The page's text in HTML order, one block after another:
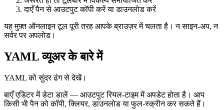
दाएँ पैन से आउटपुट कॉपी करें या डाउनलोड करें
यह मुफ़्त ऑनलाइन टूल पूरी तरह आपके ब्राउज़र में चलता है। न साइन‑अप, न
सर्वर पर अपलोड।
YAML व्यूअर के बारे में
YAML को सुंदर ढंग से देखें।
बाएँ एडिटर में डेटा डालें — आउटपुट रियल‑टाइम में अपडेट होता है। आप
किसी भी पैन को कॉपी, क्लियर, डाउनलोड या फुल‑स्क्रीन कर सकते हैं।